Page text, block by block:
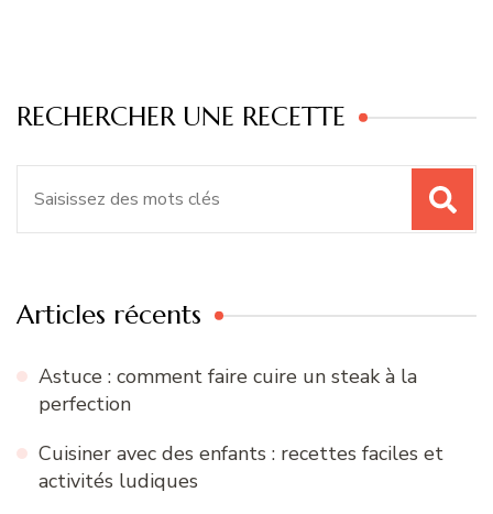
RECHERCHER UNE RECETTE
Articles récents
Astuce : comment faire cuire un steak à la
perfection
Cuisiner avec des enfants : recettes faciles et
activités ludiques